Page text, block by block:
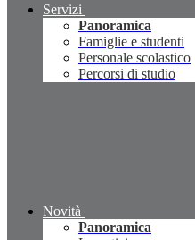
Servizi
Panoramica
Famiglie e studenti
Personale scolastico
Percorsi di studio
Novità
Panoramica